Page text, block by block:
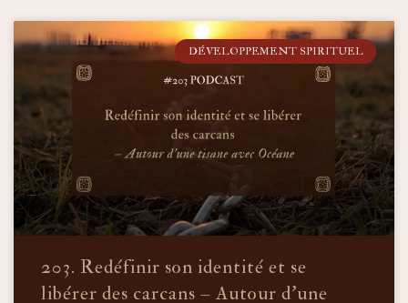
DÉVELOPPEMENT SPIRITUEL
203. Redéfinir son identité et se
libérer des carcans – Autour d’une